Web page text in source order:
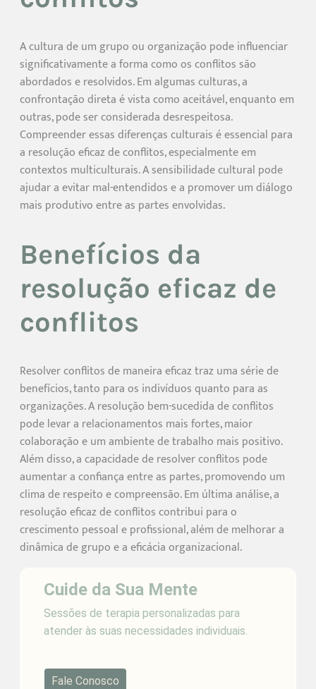
A cultura de um grupo ou organização pode influenciar
significativamente a forma como os conflitos são
abordados e resolvidos. Em algumas culturas, a
confrontação direta é vista como aceitável, enquanto em
outras, pode ser considerada desrespeitosa.
Compreender essas diferenças culturais é essencial para
a resolução eficaz de conflitos, especialmente em
contextos multiculturais. A sensibilidade cultural pode
ajudar a evitar mal-entendidos e a promover um diálogo
mais produtivo entre as partes envolvidas.
Benefícios da
resolução eficaz de
conflitos
Resolver conflitos de maneira eficaz traz uma série de
benefícios, tanto para os indivíduos quanto para as
organizações. A resolução bem-sucedida de conflitos
pode levar a relacionamentos mais fortes, maior
colaboração e um ambiente de trabalho mais positivo.
Além disso, a capacidade de resolver conflitos pode
aumentar a confiança entre as partes, promovendo um
clima de respeito e compreensão. Em última análise, a
resolução eficaz de conflitos contribui para o
crescimento pessoal e profissional, além de melhorar a
dinâmica de grupo e a eficácia organizacional.
Cuide da Sua Mente
Sessões de terapia personalizadas para
atender às suas necessidades individuais.
Fale Conosco